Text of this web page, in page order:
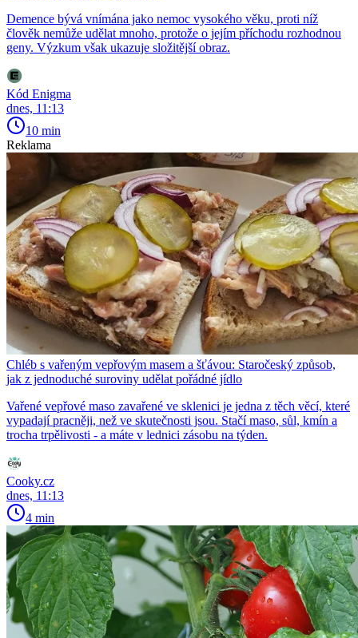
Demence bývá vnímána jako nemoc vysokého věku, proti níž
člověk nemůže udělat mnoho, protože o jejím příchodu rozhodnou
geny. Výzkum však ukazuje složitější obraz.
Kód Enigma
dnes, 11:13
10 min
Reklama
Chléb s vařeným vepřovým masem a šťávou: Staročeský způsob,
jak z jednoduché suroviny udělat pořádné jídlo
Vařené vepřové maso zavařené ve sklenici je jedna z těch věcí, které
vypadají pracněji, než ve skutečnosti jsou. Stačí maso, sůl, kmín a
trocha trpělivosti - a máte v lednici zásobu na týden.
Cooky.cz
dnes, 11:13
4 min